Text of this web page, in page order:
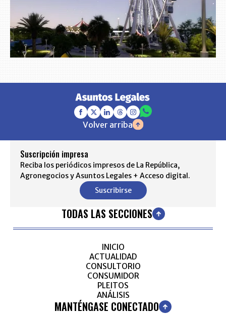
Volver arriba
Suscripción impresa
Reciba los periódicos impresos de La República,
Agronegocios y Asuntos Legales + Acceso digital.
Suscribirse
TODAS LAS SECCIONES
INICIO
ACTUALIDAD
CONSULTORIO
CONSUMIDOR
PLEITOS
ANÁLISIS
MANTÉNGASE CONECTADO